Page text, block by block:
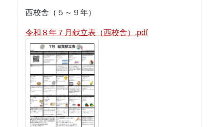
西校舎（５～９年）
令和８年７月献立表（西校舎）.pdf